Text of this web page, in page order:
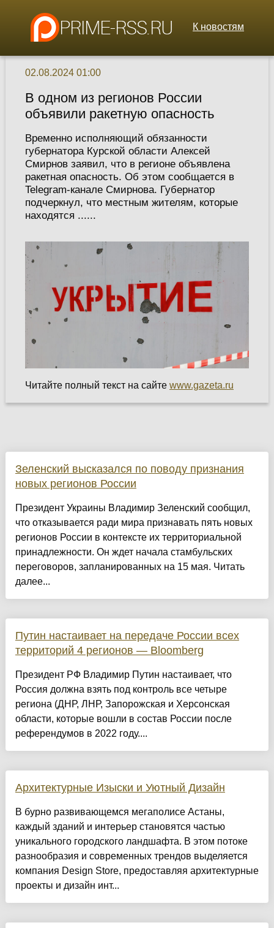
К новостям
02.08.2024 01:00
В одном из регионов России
объявили ракетную опасность
Временно исполняющий обязанности
губернатора Курской области Алексей
Смирнов заявил, что в регионе объявлена
ракетная опасность. Об этом сообщается в
Telegram-канале Смирнова. Губернатор
подчеркнул, что местным жителям, которые
находятся ......
Читайте полный текст на сайте www.gazeta.ru
Зеленский высказался по поводу признания
новых регионов России
Президент Украины Владимир Зеленский сообщил,
что отказывается ради мира признавать пять новых
регионов России в контексте их территориальной
принадлежности. Он ждет начала стамбульских
переговоров, запланированных на 15 мая. Читать
далее...
Путин настаивает на передаче России всех
территорий 4 регионов — Bloomberg
Президент РФ Владимир Путин настаивает, что
Россия должна взять под контроль все четыре
региона (ДНР, ЛНР, Запорожская и Херсонская
области, которые вошли в состав России после
референдумов в 2022 году....
Архитектурные Изыски и Уютный Дизайн
​В бурно развивающемся мегаполисе Астаны,
каждый зданий и интерьер становятся частью
уникального городского ландшафта. В этом потоке
разнообразия и современных трендов выделяется
компания Design Store, предоставляя архитектурные
проекты и дизайн инт...